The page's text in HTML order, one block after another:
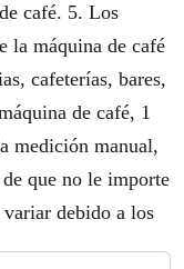
café. 5. Los
la máquina de café
cafeterías, bares,
de café, 1
medición manual,
que no le importe
debido a los